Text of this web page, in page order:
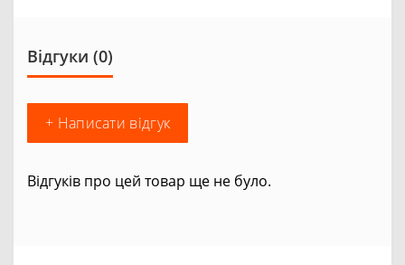
Відгуки (0)
+ Написати відгук
Відгуків про цей товар ще не було.